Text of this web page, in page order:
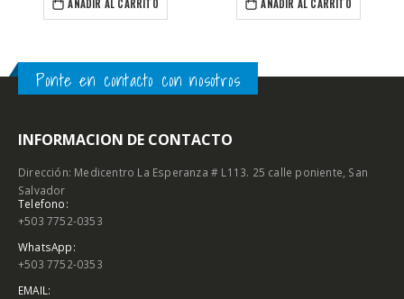
AÑADIR AL CARRITO AÑADIR AL CARRITO
Ponte en contacto con nosotros
INFORMACION DE CONTACTO
Dirección: Medicentro La Esperanza # L113. 25 calle poniente, San
Salvador
Telefono:
+503 7752-0353
WhatsApp:
+503 7752-0353
EMAIL: